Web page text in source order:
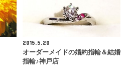
2015.5.20
オーダーメイドの婚約指輪＆結婚
指輪♪神戸店